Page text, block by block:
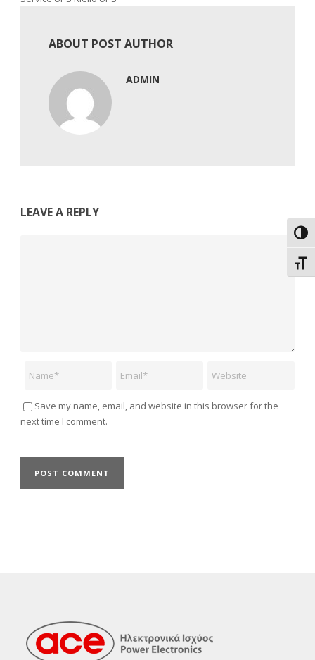
ABOUT POST AUTHOR
ADMIN
LEAVE A REPLY
Save my name, email, and website in this browser for the
next time I comment.